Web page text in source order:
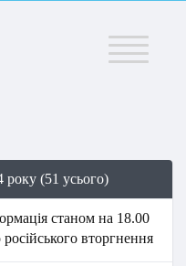
Меню
року (51 усього)
станом на 18.00
вторгнення